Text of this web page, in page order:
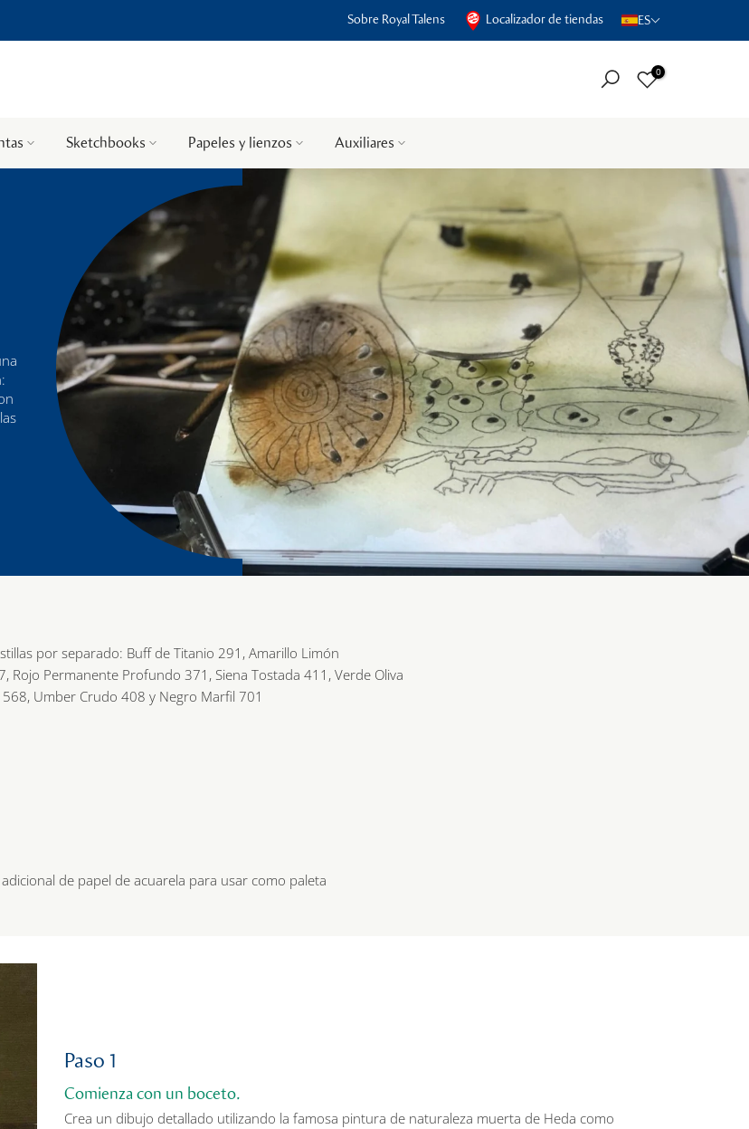
Sobre Royal Talens Localizador de tiendas ES
Sketchbooks Papeles y lienzos Auxiliares
0
por separado: Buff de Titanio 291, Amarillo Limón
Permanente Profundo 371, Siena Tostada 411, Verde Oliva
Umber Crudo 408 y Negro Marfil 701
de papel de acuarela para usar como paleta
Paso 1
Comienza con un boceto.
Crea un dibujo detallado utilizando la famosa pintura de naturaleza muerta de Heda como